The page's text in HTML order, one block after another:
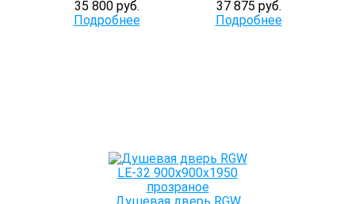
35 800 руб.
Подробнее
37 875 руб.
Подробнее